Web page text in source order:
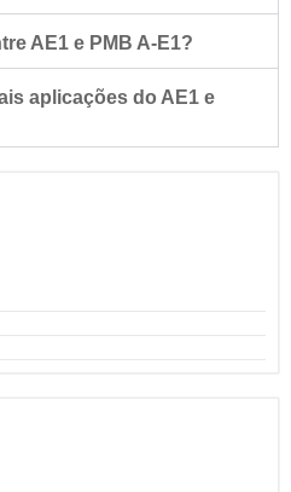
AE1 e PMB A-E1?
aplicações do AE1 e